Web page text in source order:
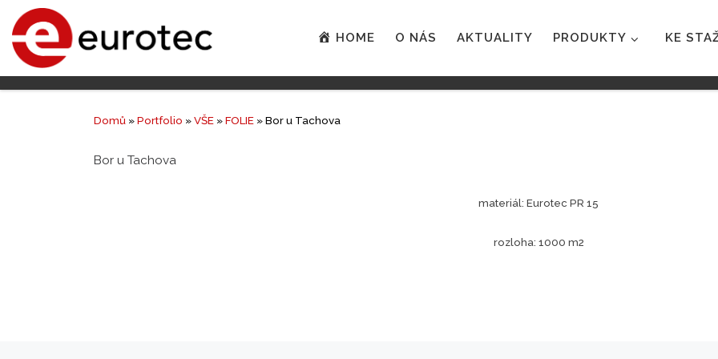
HOME O NÁS AKTUALITY PRODUKTY KE
Domů »Portfolio »VŠE »FOLIE »Bor u Tachova
Bor u Tachova
materiál: Eurotec PR 15
rozloha: 1000 m2